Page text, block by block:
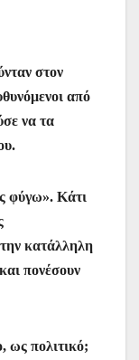
στον
από
να τα
φύγω». Κάτι
κατάλληλη
πονέσουν
ως πολιτικό;